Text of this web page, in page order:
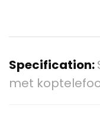
Specification:
met